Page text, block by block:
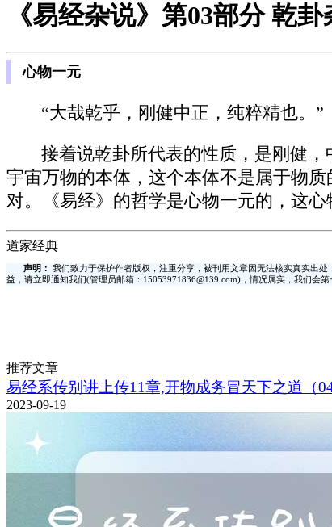
《易经杂说》第03部分 乾卦
心物一元
“大哉乾乎，刚健中正，纯粹精也。”
接着说乾卦所代表的性质，是刚健
宇宙万物的本体，这个本体不是属于物
对。《易经》的哲学是心物一元的，这
道家经典
声明：
我们致力于保护作者版权，注重分享，被刊用文章因无法核实真实出
益，请立即通知我们(管理员邮箱：15053971836@139.com)，情况属实，我们会
推荐文章
易经系传别讲上传11章,开物成务冒天下之道（
2023-09-19